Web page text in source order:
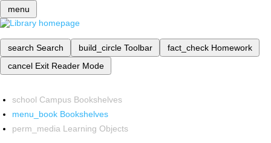
menu
search Search build_circle Toolbar fact_check Homework
cancel Exit Reader Mode
school Campus Bookshelves
menu_book Bookshelves
perm_media Learning Objects